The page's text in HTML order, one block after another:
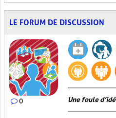
LE FORUM DE DISCUSSION
0 Une foule